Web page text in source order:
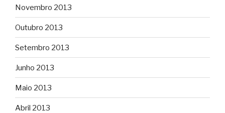
Novembro 2013
Outubro 2013
Setembro 2013
Junho 2013
Maio 2013
Abril 2013